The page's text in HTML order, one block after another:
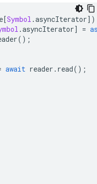
[Symbol .asyncIterator])
.asyncIterator] =
();
await reader . read();